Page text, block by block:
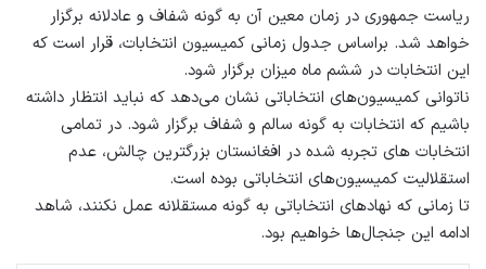
ریاست جمهوری در زمان معین آن به گونه شفاف و عادلانه برگزار
خواهد شد. براساس جدول زمانی کمیسیون انتخابات، قرار است که
این انتخابات در ششم ماه میزان برگزار شود.
ناتوانی کمیسیون‌‏های انتخاباتی نشان می‌دهد که نباید انتظار داشته
باشیم که انتخابات به گونه سالم و شفاف برگزار شود. در تمامی
انتخابات های تجربه شده در افغانستان بزرگترین چالش، عدم
استقلالیت کمیسیون‌‏های انتخاباتی بوده است.
تا زمانی که نهاد‏های انتخاباتی به گونه مستقلانه عمل نکنند، شاهد
ادامه این جنجال‏‌ها خواهیم بود.